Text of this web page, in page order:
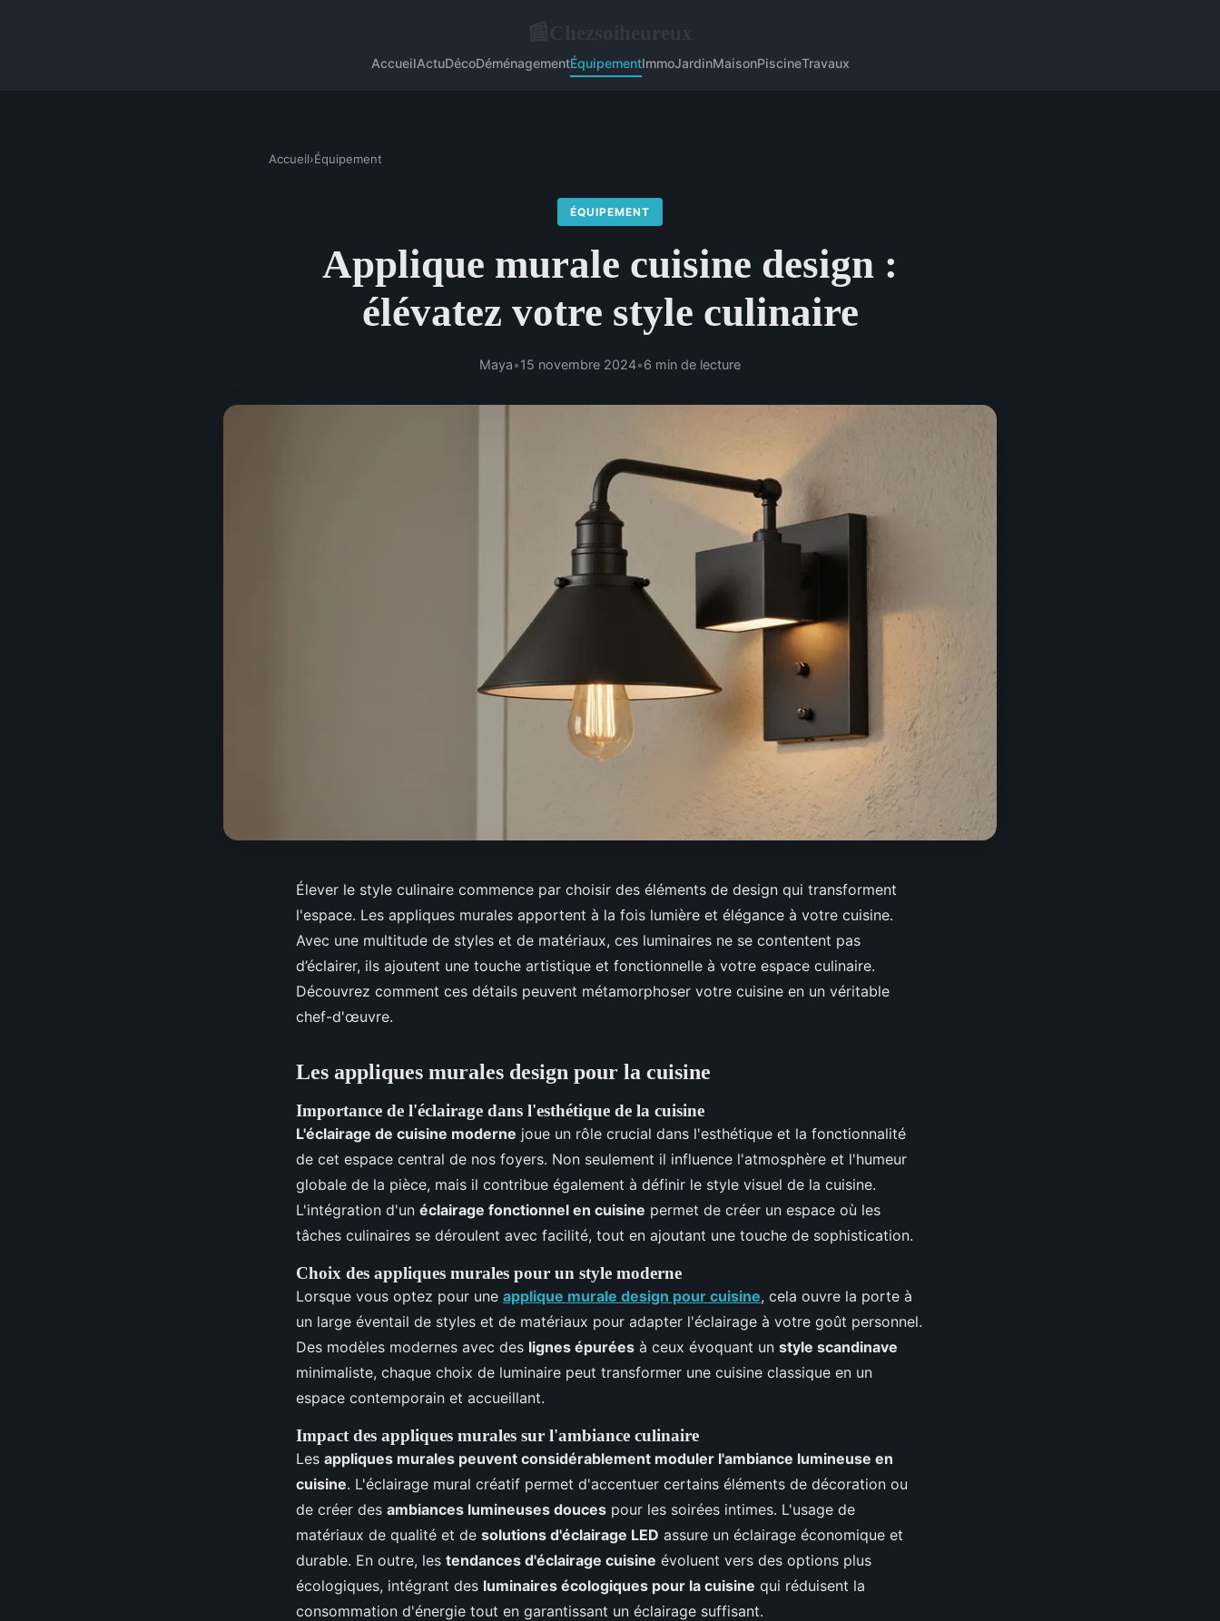
AccueilActuDécoDéménagementÉquipementImmoJardinMaisonPiscineTravaux
Accueil›Équipement
ÉQUIPEMENT
Applique murale cuisine design :
élévatez votre style culinaire
Maya•15 novembre 2024•6 min de lecture
Élever le style culinaire commence par choisir des éléments de design qui transforment
l'espace. Les appliques murales apportent à la fois lumière et élégance à votre cuisine.
Avec une multitude de styles et de matériaux, ces luminaires ne se contentent pas
d’éclairer, ils ajoutent une touche artistique et fonctionnelle à votre espace culinaire.
Découvrez comment ces détails peuvent métamorphoser votre cuisine en un véritable
chef-d'œuvre.
Les appliques murales design pour la cuisine
Importance de l'éclairage dans l'esthétique de la cuisine
L'éclairage de cuisine moderne joue un rôle crucial dans l'esthétique et la fonctionnalité
de cet espace central de nos foyers. Non seulement il influence l'atmosphère et l'humeur
globale de la pièce, mais il contribue également à définir le style visuel de la cuisine.
L'intégration d'un éclairage fonctionnel en cuisine permet de créer un espace où les
tâches culinaires se déroulent avec facilité, tout en ajoutant une touche de sophistication.
Choix des appliques murales pour un style moderne
Lorsque vous optez pour une applique murale design pour cuisine, cela ouvre la porte à
un large éventail de styles et de matériaux pour adapter l'éclairage à votre goût personnel.
Des modèles modernes avec des lignes épurées à ceux évoquant un style scandinave
minimaliste, chaque choix de luminaire peut transformer une cuisine classique en un
espace contemporain et accueillant.
Impact des appliques murales sur l'ambiance culinaire
Les appliques murales peuvent considérablement moduler l'ambiance lumineuse en
cuisine. L'éclairage mural créatif permet d'accentuer certains éléments de décoration ou
de créer des ambiances lumineuses douces pour les soirées intimes. L'usage de
matériaux de qualité et de solutions d'éclairage LED assure un éclairage économique et
durable. En outre, les tendances d'éclairage cuisine évoluent vers des options plus
écologiques, intégrant des luminaires écologiques pour la cuisine qui réduisent la
consommation d'énergie tout en garantissant un éclairage suffisant.